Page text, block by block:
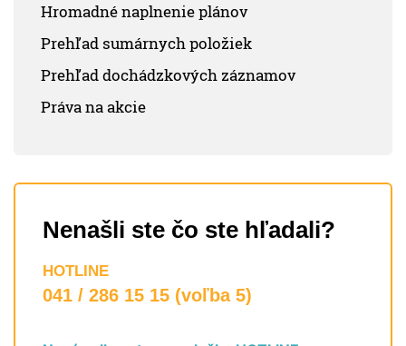
Hromadné naplnenie plánov
Prehľad sumárnych položiek
Prehľad dochádzkových záznamov
Práva na akcie
Nenašli ste čo ste hľadali?
HOTLINE
041 / 286 15 15 (voľba 5)